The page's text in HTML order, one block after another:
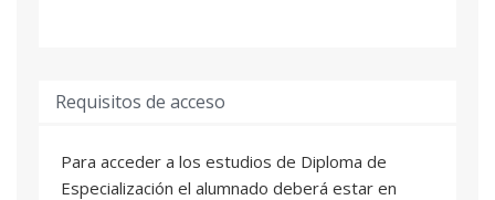
Requisitos de acceso
Para acceder a los estudios de Diploma de
Especialización el alumnado deberá estar en